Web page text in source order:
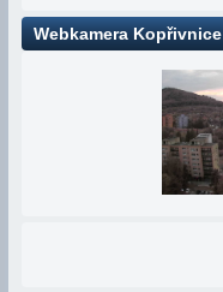
Webkamera Kopřivnice